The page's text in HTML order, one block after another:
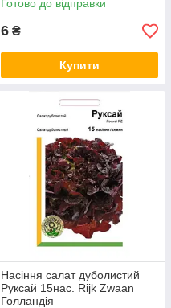
Готово до відправки
6 ₴
Купити
Насіння салат дуболистий
Руксай 15нас. Rijk Zwaan
Голландія